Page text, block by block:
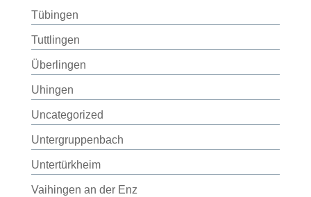
Tübingen
Tuttlingen
Überlingen
Uhingen
Uncategorized
Untergruppenbach
Untertürkheim
Vaihingen an der Enz